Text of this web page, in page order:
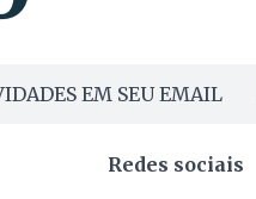
EM SEU EMAIL
Redes sociais